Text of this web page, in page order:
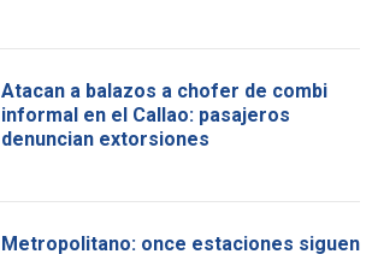
Atacan a balazos a chofer de combi
informal en el Callao: pasajeros
denuncian extorsiones
Metropolitano: once estaciones siguen